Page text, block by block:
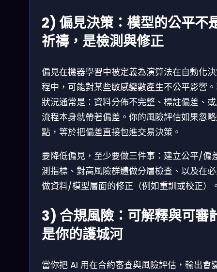
2) 偏見決策：模型的公平不
祈禱，是檢測與修正
偏見在機器學習中被定義為演算法在自動化
程中，可能對某些敏感變數產生不公平影響
狀況通常是：資料分佈不完整、標註偏差、
流程本身就帶著偏差。你的風險評估如果忽
點，等於把偏差直接包進交易決策。
要降低偏見，至少要做三件事：建立公平/偏
測指標、對高風險群體做分層檢查、以及在
做資料/模型層面的修正（例如重訓或校正）
3) 合規風險：可解釋與可審
是你的護城河
當你把 AI 用在合約審查與風險評估，輸出會